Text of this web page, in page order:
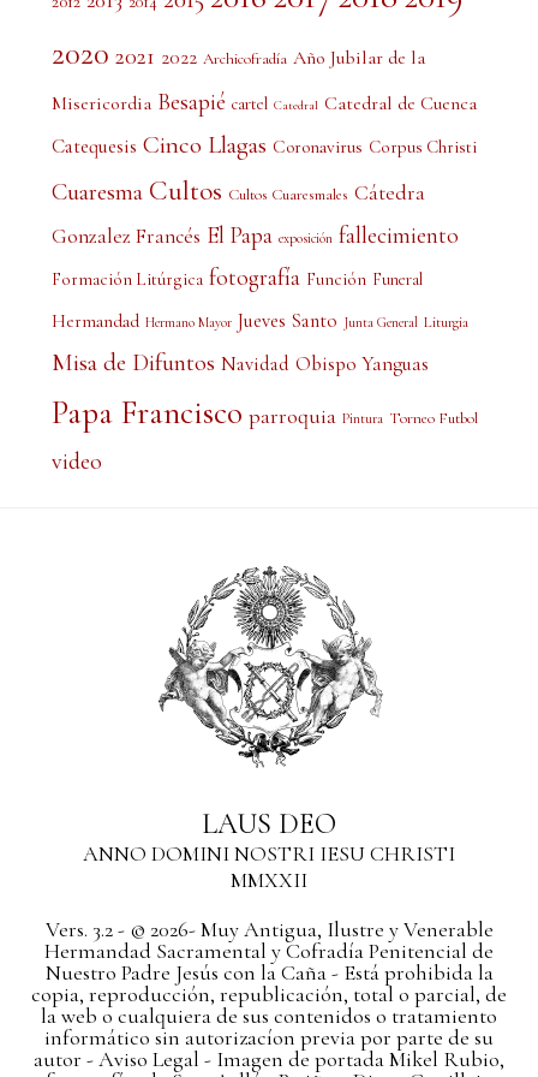
2020 2021 2022 Archicofradía Año Jubilar de la
Misericordia Besapié cartel Catedral Catedral de Cuenca
Catequesis Cinco Llagas Coronavirus Corpus Christi
Cuaresma Cultos Cultos Cuaresmales Cátedra
Gonzalez Francés El Papa exposición fallecimiento
Formación Litúrgica fotografía Función Funeral
Hermandad Hermano Mayor Jueves Santo Junta General Liturgia
Misa de Difuntos Navidad Obispo Yanguas
Papa Francisco parroquia Pintura Torneo Futbol
video
LAUS DEO
ANNO DOMINI NOSTRI IESU CHRISTI
MMXXII
Vers. 3.2 - © 2026- Muy Antigua, Ilustre y Venerable
Hermandad Sacramental y Cofradía Penitencial de
Nuestro Padre Jesús con la Caña - Está prohibida la
copia, reproducción, republicación, total o parcial, de
la web o cualquiera de sus contenidos o tratamiento
informático sin autorizacíon previa por parte de su
autor - Aviso Legal - Imagen de portada Mikel Rubio,